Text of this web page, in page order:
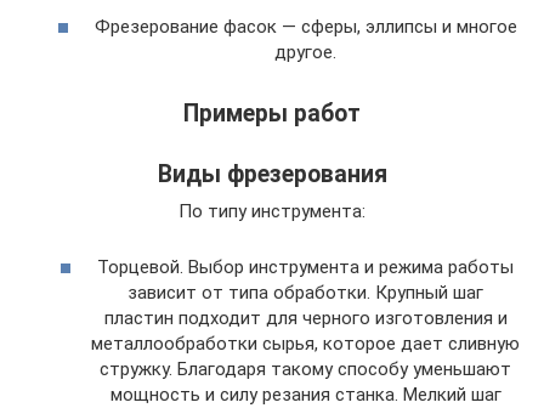
Фрезерование фасок — сферы, эллипсы и многое
другое.
Примеры работ
Виды фрезерования
По типу инструмента:
Торцевой. Выбор инструмента и режима работы
зависит от типа обработки. Крупный шаг
пластин подходит для черного изготовления и
металлообработки сырья, которое дает сливную
стружку. Благодаря такому способу уменьшают
мощность и силу резания станка. Мелкий шаг